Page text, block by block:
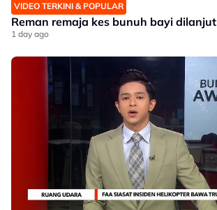
VIDEO TERKINI & POPULAR
Reman remaja kes bunuh bayi dilanjut
1 day ago